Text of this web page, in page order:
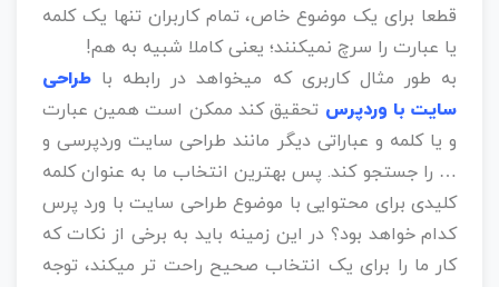
قطعا برای یک موضوع خاص، تمام کاربران تنها یک کلمه
یا عبارت را سرچ نمیکنند؛ یعنی کاملا شبیه به هم!
به طور مثال کاربری که میخواهد در رابطه باطراحی
سایت با وردپرس تحقیق کند ممکن است همین عبارت
و یا کلمه و عباراتی دیگر مانند طراحی سایت وردپرسی و
… را جستجو کند. پس بهترین انتخاب ما به عنوان کلمه
کلیدی برای محتوایی با موضوع طراحی سایت با ورد پرس
کدام خواهد بود؟ در این زمینه باید به برخی از نکات که
کار ما را برای یک انتخاب صحیح راحت تر میکند، توجه